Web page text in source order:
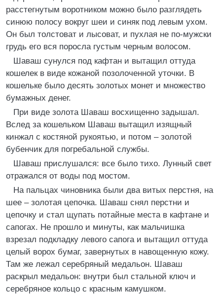
расстегнутым воротником можно было разглядеть
синюю полосу вокруг шеи и синяк под левым ухом.
Он был толстоват и лысоват, и пухлая не по-мужски
грудь его вся поросла густым черным волосом.
Шаваш сунулся под кафтан и вытащил оттуда
кошелек в виде кожаной позолоченной уточки. В
кошельке было десять золотых монет и множество
бумажных денег.
При виде золота Шаваш восхищенно задышал.
Вслед за кошельком Шаваш вытащил изящный
кинжал с костяной рукоятью, и потом – золотой
бубенчик для погребальной службы.
Шаваш прислушался: все было тихо. Лунный свет
отражался от воды под мостом.
На пальцах чиновника были два витых перстня, на
шее – золотая цепочка. Шаваш снял перстни и
цепочку и стал щупать потайные места в кафтане и
сапогах. Не прошло и минуты, как мальчишка
взрезал подкладку левого сапога и вытащил оттуда
целый ворох бумаг, завернутых в навощенную кожу.
Там же лежал серебряный медальон. Шаваш
раскрыл медальон: внутри был стальной ключ и
серебряное кольцо с красным камушком.